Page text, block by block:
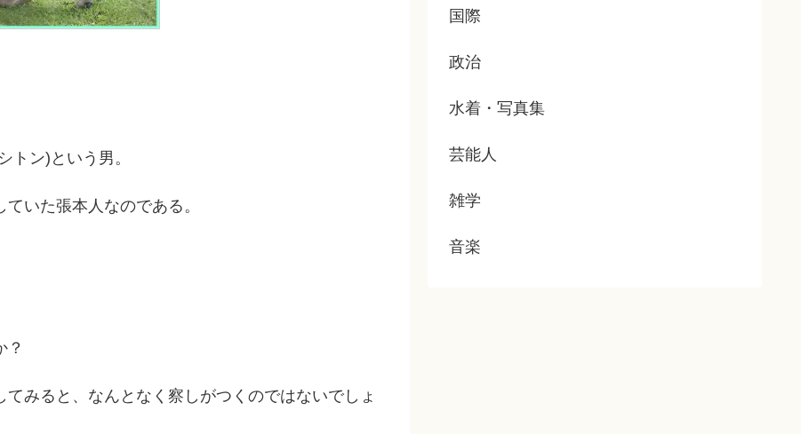
ン)という男。
ていた張本人なのである。
？
みると、なんとなく察しがつくのではないでしょ
国際
政治
水着・写真集
芸能人
雑学
音楽